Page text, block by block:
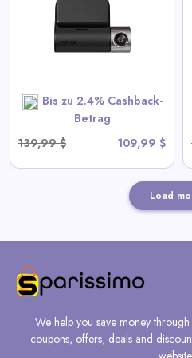
Bis zu 2.4% Cashback-
Betrag
139,99 $
109,99 $
Notaufzeichnung, G-Sensor,
App-Steuerung und
kompaktem Design
View All 70mai Deals
SHOP NOW
Load
We help you save money
coupons, offers, deals and